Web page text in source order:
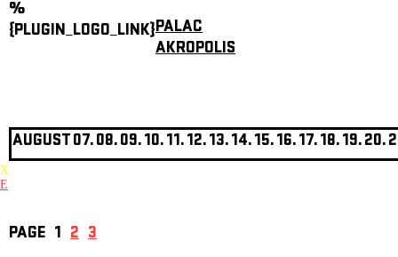
%
{PLUGIN_LOGO_LINK}PALAC
AKROPOLIS
AUGUST07.08.09.10.11.12.13.14.15.16.17.18.19.20.
X
E
PAGE 1 2 3